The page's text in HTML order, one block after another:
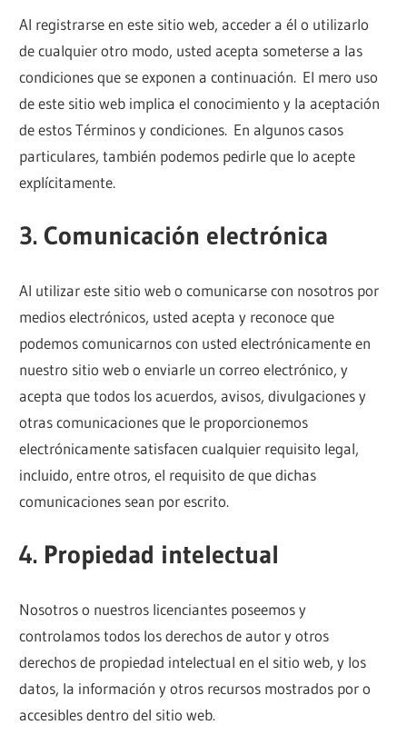
Al registrarse en este sitio web, acceder a él o utilizarlo
de cualquier otro modo, usted acepta someterse a las
condiciones que se exponen a continuación. El mero uso
de este sitio web implica el conocimiento y la aceptación
de estos Términos y condiciones. En algunos casos
particulares, también podemos pedirle que lo acepte
explícitamente.
3. Comunicación electrónica
Al utilizar este sitio web o comunicarse con nosotros por
medios electrónicos, usted acepta y reconoce que
podemos comunicarnos con usted electrónicamente en
nuestro sitio web o enviarle un correo electrónico, y
acepta que todos los acuerdos, avisos, divulgaciones y
otras comunicaciones que le proporcionemos
electrónicamente satisfacen cualquier requisito legal,
incluido, entre otros, el requisito de que dichas
comunicaciones sean por escrito.
4. Propiedad intelectual
Nosotros o nuestros licenciantes poseemos y
controlamos todos los derechos de autor y otros
derechos de propiedad intelectual en el sitio web, y los
datos, la información y otros recursos mostrados por o
accesibles dentro del sitio web.